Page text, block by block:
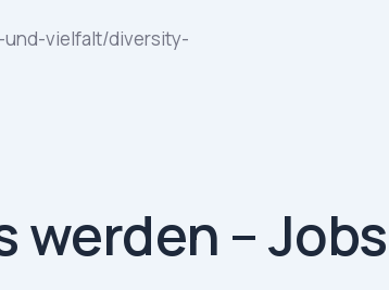
vielfalt/diversity-
werden –